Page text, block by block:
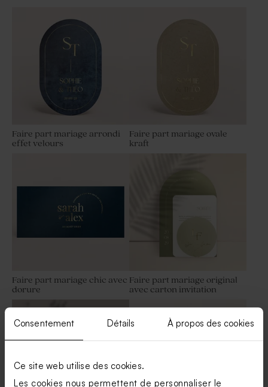
Consentement Détails À propos des cookies
Ce site web utilise des cookies.
Les cookies nous permettent de personnaliser le
senteur Fleur de sel
Sucette mariage bleue et
blanche
mariage bleue et dorée
Faire part mariage arrondi
effet velours
Faire part mariage ovale
kraft
Faire part mariage chic avec
dorure
Faire part mariage original
avec carton invitation